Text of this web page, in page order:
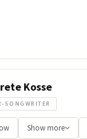
Kosse
SONGWRITER
Show more